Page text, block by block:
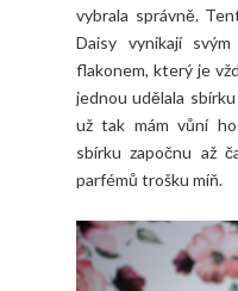
vybrala správně.
Daisy vynikají
flakonem, který je
jednou udělala
už tak mám vůní
sbírku započnu až
parfémů trošku míň.